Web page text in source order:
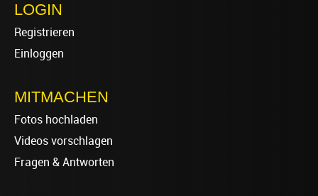
LOGIN
Registrieren
Einloggen
MITMACHEN
Fotos hochladen
Videos vorschlagen
Fragen & Antworten